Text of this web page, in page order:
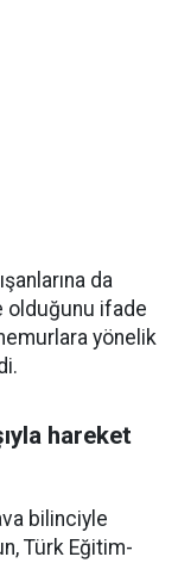
da
olduğunu ifade
yönelik
hareket
bilinciyle
Türk Eğitim-